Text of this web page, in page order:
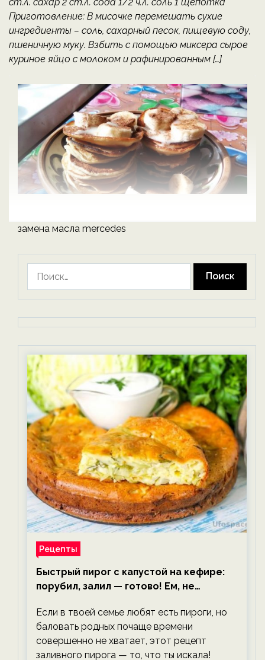
Приготовление: В мисочке перемешать сухие
ингредиенты – соль, сахарный песок, пищевую соду,
пшеничную муку. Взбить с помощью миксера сырое
куриное яйцо с молоком и рафинированным […]
замена масла mercedes
Рецепты
Быстрый пирог с капустой на кефире:
порубил, залил — готово! Ем, не
Если в твоей семье любят есть пироги, но
баловать родных почаще времени
совершенно не хватает, этот рецепт
заливного пирога — то, что ты искала!